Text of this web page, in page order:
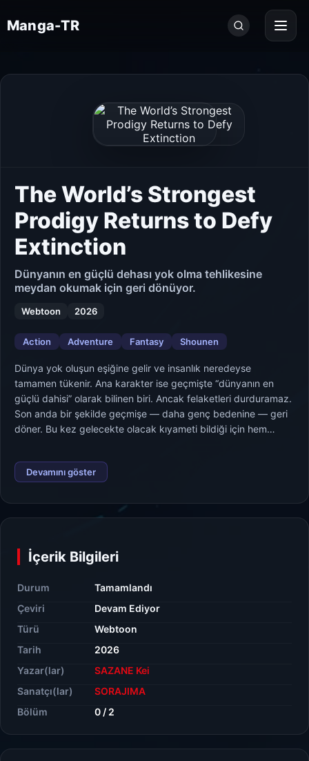
Manga-TR
Seri
ara...
The World’s Strongest
Prodigy Returns to Defy
Extinction
Dünyanın en güçlü dehası yok olma tehlikesine
meydan okumak için geri dönüyor.
Webtoon 2026
Action Adventure Fantasy Shounen
Dünya yok oluşun eşiğine gelir ve insanlık neredeyse
tamamen tükenir. Ana karakter ise geçmişte “dünyanın en
güçlü dahisi” olarak bilinen biri. Ancak felaketleri durduramaz.
Son anda bir şekilde geçmişe — daha genç bedenine — geri
döner. Bu kez gelecekte olacak kıyameti bildiği için hem
engellemeye çalışıyor.
Devamını göster
İçerik Bilgileri
Durum
Tamamlandı
Çeviri
Devam Ediyor
Türü
Webtoon
Tarih
2026
Yazar(lar)
SAZANE Kei
Sanatçı(lar)
SORAJIMA
Bölüm
0 / 2